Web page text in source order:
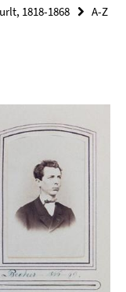
1818-1868
A-Z